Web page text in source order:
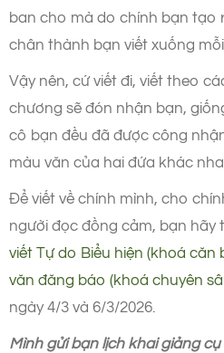
ban cho mà do chính bạn tạo
chân thành bạn viết xuống
Vậy nên, cứ viết đi, viết theo
chương sẽ đón nhận bạn,
cô bạn đều đã được công
màu văn của hai đứa khác
Để viết về chính mình, cho
người đọc đồng cảm, bạn hãy
viết Tự do Biểu hiện (khoá căn
văn đăng báo (khoá chuyên
ngày 4/3 và 6/3/2026.
Mình gửi bạn lịch khai giảng